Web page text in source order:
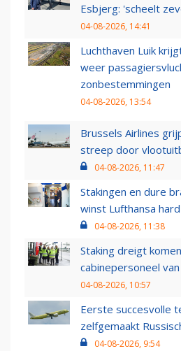
Esbjerg: 'scheelt
04-08-2026, 14:41
Luchthaven Luik
weer
zonbestemmingen
04-08-2026, 13:54
Brussels Airlines
streep door
04-08-2026, 11:47
Stakingen en dure
winst Lufthansa
04-08-2026, 11:38
Staking dreigt
cabinepersoneel
04-08-2026, 10:57
Eerste succesvolle
zelfgemaakt
04-08-2026, 9:54